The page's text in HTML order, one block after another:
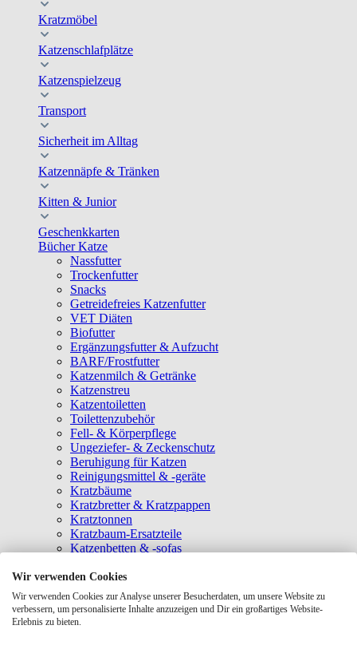
Kratzmöbel
Katzenschlafplätze
Katzenspielzeug
Transport
Sicherheit im Alltag
Katzennäpfe & Tränken
Kitten & Junior
Geschenkkarten
Bücher Katze
Nassfutter
Trockenfutter
Snacks
Getreidefreies Katzenfutter
VET Diäten
Biofutter
Ergänzungsfutter & Aufzucht
BARF/Frostfutter
Katzenmilch & Getränke
Katzenstreu
Katzentoiletten
Toilettenzubehör
Fell- & Körperpflege
Ungeziefer- & Zeckenschutz
Beruhigung für Katzen
Reinigungsmittel & -geräte
Kratzbäume
Kratzbretter & Kratzpappen
Kratztonnen
Kratzbaum-Ersatzteile
Katzenbetten & -sofas
Katzenhäuser
Hängematten & Fensterliegeplätze
Katzendecken & -matten
Baldrian- & Catnipspielzeug
Wir verwenden Cookies
Wir verwenden Cookies zur Analyse unserer Besucherdaten, um unsere Website zu
verbessern, um personalisierte Inhalte anzuzeigen und Dir ein großartiges Website-
Erlebnis zu bieten.